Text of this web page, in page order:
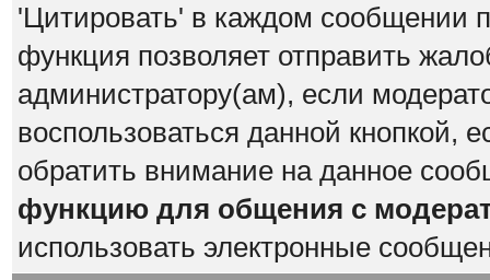
'Цитировать' в каждом сообщении
функция позволяет отправить
администратору(ам), если
воспользоваться данной кнопкой,
обратить внимание на данное
функцию для общения с
использовать электронные